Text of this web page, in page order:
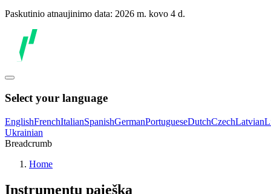
Paskutinio atnaujinimo data: 2026 m. kovo 4 d.
Select your language
EnglishFrenchItalianSpanishGermanPortugueseDutchCzechLatvian
Ukrainian
Breadcrumb
Home
Instrumentų paieška